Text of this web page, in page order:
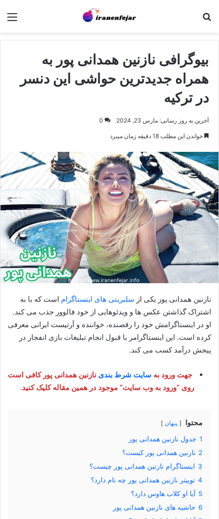
بیوگرافی نازنین همدانی پور به
همراه جدیدترین حواشی این دنسر
در ترکیه
آخرین به روز رسانی: مارس 23, 2024 0
خواندن این مطلب 18 دقیقه زمان میبرد
نازنین همدانی پور یکی از سلبریتی های اینستاگرام است که با به
اشتراک گذاشتن عکس ها و ویدئوهایی از خود فالوور جذب می کند.
او در اینستاگرامش خود را رقصنده، خواننده و آرتیست ایرانی معرفی
کرده است. این اینستاگرامر با قبول انجام تبلیغات بازی انفجار در
پیجش درآمد کسب می کند.
جهت ورود به سایت شرط بندی نازنین همدانی پور کافی است
روی “ورود به وب سایت” موجود در همین مقاله کلیک کنید.
محتوا پنهان
1 جدول نازنین همدانی پور
2 نازنین همدانی پور کیست؟
3 اینستاگرام نازنین همدانی پور چیست؟
4 توییتر نازنین همدانی پور چه نام دارد؟
5 آیا او کلاب هاوس دارد؟
6 حاشیه های نازنین همدانی پور